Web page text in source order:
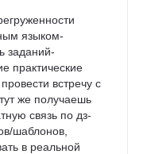
языком-
заданий-
практические
встречу с
же получаешь
связь по дз-
шаблонов,
в реальной